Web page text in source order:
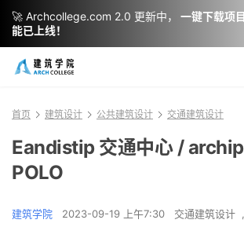
首页 建筑设计 公共建筑设计 交通建筑设计
Eandistip 交通中心 /
POLO
建筑学院 2023-09-19 上午7:30 交通建筑设计 ,
🚀 Archcollege.com 2.0 更新中，
一键下载项
能已上线！